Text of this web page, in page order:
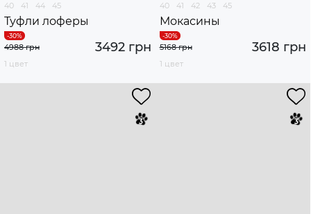
40 41 44 45
Туфли лоферы
3492 грн
4988 грн
1 цвет
40 41 42 43 45
Мокасины
3618 грн
5168 грн
1 цвет